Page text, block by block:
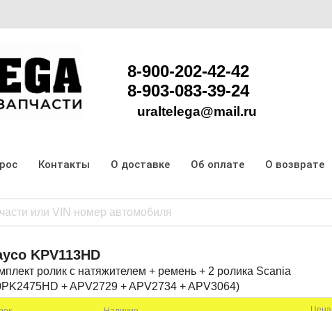
8-900-202-42-42
8-903-083-39-24
uraltelega@mail.ru
Контакты О доставке Об оплате О возврате
KPV113HD
ролик с натяжителем + ремень + 2 ролика Scania
+ APV2729 + APV2734 + APV3064)